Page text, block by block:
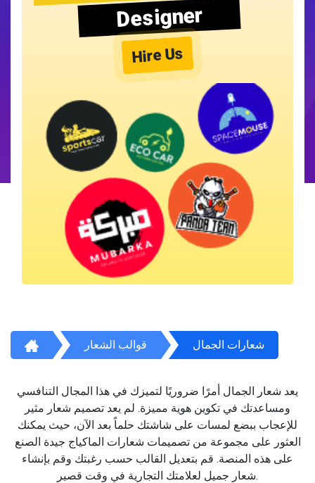
Designer
Hire Us
قوالب الشعار شعارات الجمال
يعد شعار الجمال أمرًا ضروريًا لتميزك في هذا المجال التنافسي
ومساعدتك في تكوين هوية مميزة. لم يعد تصميم شعار مثير
للإعجاب ببضع لمسات على شاشتك حلماً بعد الآن، حيث يمكنك
العثور على مجموعة من تصميمات شعارات الماكياج جيدة الصنع
على هذه المنصة. قم بتعديل القالب حسب رغبتك وقم بإنشاء
شعار جميل لعلامتك التجارية في وقت قصير.